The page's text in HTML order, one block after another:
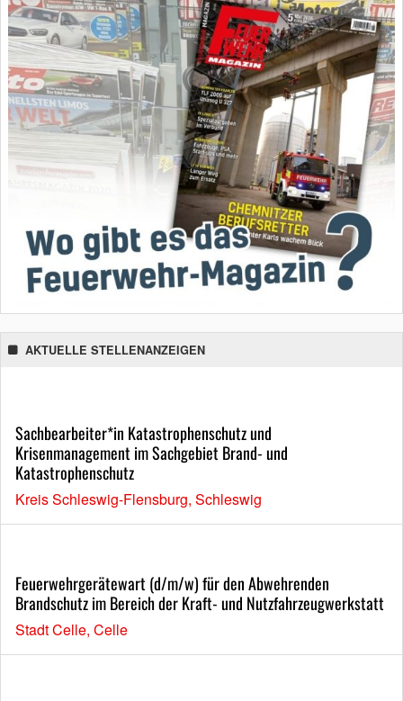
AKTUELLE STELLENANZEIGEN
Sachbearbeiter*in Katastrophenschutz und
Krisenmanagement im Sachgebiet Brand- und
Katastrophenschutz
Kreis Schleswig-Flensburg, Schleswig
Feuerwehrgerätewart (d/m/w) für den Abwehrenden
Brandschutz im Bereich der Kraft- und Nutzfahrzeugwerkstatt
Stadt Celle, Celle